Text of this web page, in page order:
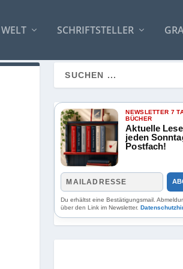
SCHRIFTSTELLER
NEWSLETTER 7
BÜCHER
Aktuelle
jeden
Postfach!
Du erhältst eine Bestätigungsmail.
über den Link im Newsletter.